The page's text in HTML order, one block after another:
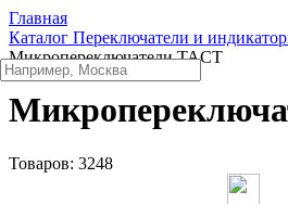
Главная
Каталог Переключатели и
Микропереключатели TACT
Товаров: 3248